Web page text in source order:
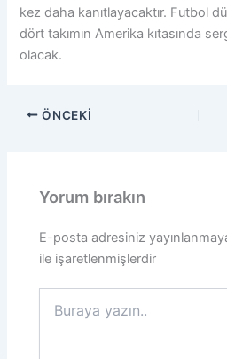
kez daha kanıtlayacaktır. Futbol
dört takımın Amerika kıtasında
olacak.
ÖNCEKI
Yorum bırakın
E-posta adresiniz
ile işaretlenmişlerdir
yazın..